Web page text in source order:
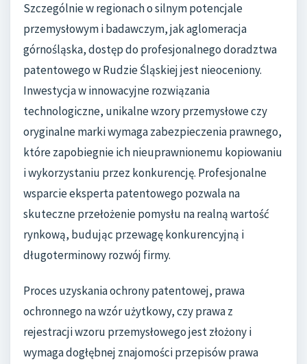
Szczególnie w regionach o silnym potencjale
przemysłowym i badawczym, jak aglomeracja
górnośląska, dostęp do profesjonalnego doradztwa
patentowego w Rudzie Śląskiej jest nieoceniony.
Inwestycja w innowacyjne rozwiązania
technologiczne, unikalne wzory przemysłowe czy
oryginalne marki wymaga zabezpieczenia prawnego,
które zapobiegnie ich nieuprawnionemu kopiowaniu
i wykorzystaniu przez konkurencję. Profesjonalne
wsparcie eksperta patentowego pozwala na
skuteczne przełożenie pomysłu na realną wartość
rynkową, budując przewagę konkurencyjną i
długoterminowy rozwój firmy.
Proces uzyskania ochrony patentowej, prawa
ochronnego na wzór użytkowy, czy prawa z
rejestracji wzoru przemysłowego jest złożony i
wymaga dogłębnej znajomości przepisów prawa